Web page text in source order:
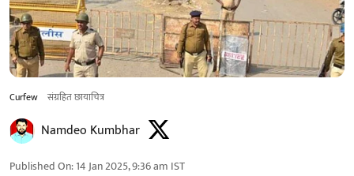
Curfew संग्रहित छायाचित्र
Namdeo Kumbhar
Published On:14 Jan 2025, 9:36 am IST